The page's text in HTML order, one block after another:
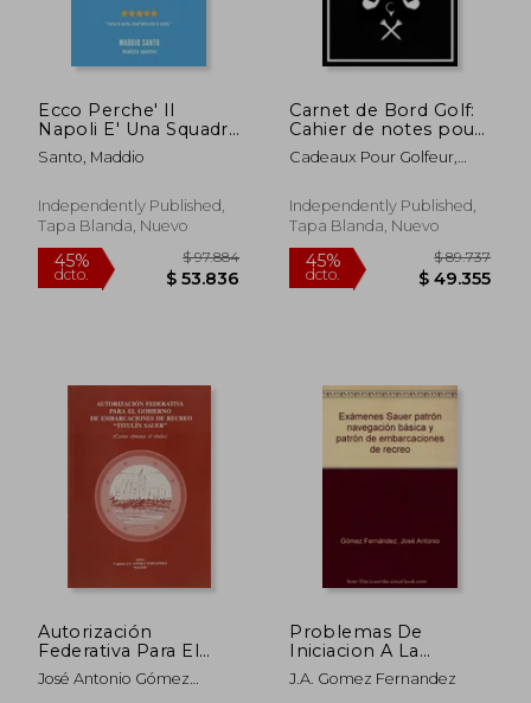
45% $ 167.086 45% $
Ecco Perche' Il
Napoli E' Una Squadra
Fortissimi: ... e
vinceremo ancora e
Santo, Maddio
Independently Published,
Tapa Blanda, Nuevo
Carnet de Bord Golf:
Cahier de notes pour
un passionné de golf
Livret de suivi
de golf avec tableaux
Carnet d'entraîne (en
Cadeaux Pour Golfeur,
Independently Published,
Tapa Blanda, Nuevo
Autorización
Federativa Para El
Gobierno De
Embarcaciones
José Antonio Gómez
Problemas De
Iniciacion A La
Navegacion Sauer
J.A. Gomez Fernandez